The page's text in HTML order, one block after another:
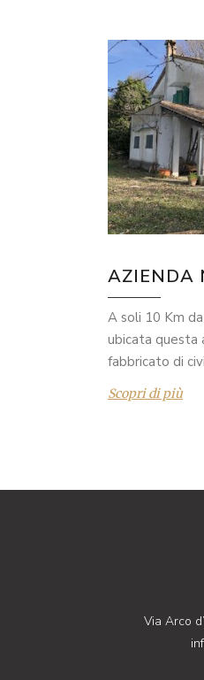
AZIENDA
A soli 10 Km
ubicata questa
fabbricato di
Scopri di più
Via Arco